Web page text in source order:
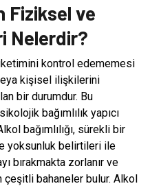
Fiziksel ve
Nelerdir?
kontrol edememesi
kişisel ilişkilerini
bir durumdur. Bu
bağımlılık yapıcı
bağımlılığı, sürekli bir
yoksunluk belirtileri ile
bırakmakta zorlanır ve
çeşitli bahaneler bulur. Alkol